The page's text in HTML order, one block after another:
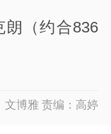
朗（约合836
文博雅 责编：高婷